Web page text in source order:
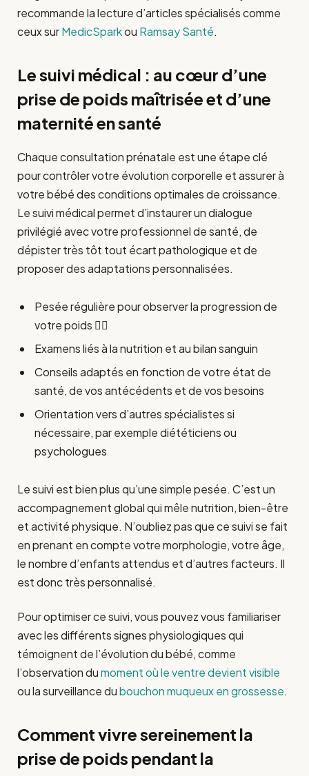
recommande la lecture d’articles spécialisés comme
ceux surMedicSparkou Ramsay Santé.
Le suivi médical : au cœur d’une
prise de poids maîtrisée et d’une
maternité en santé
Chaque consultation prénatale est une étape clé
pour contrôler votre évolution corporelle et assurer à
votre bébé des conditions optimales de croissance.
Le suivi médical permet d’instaurer un dialogue
privilégié avec votre professionnel de santé, de
dépister très tôt tout écart pathologique et de
proposer des adaptations personnalisées.
Pesée régulière pour observer la progression de
votre poids 👩‍⚕️
Examens liés à la nutrition et au bilan sanguin
Conseils adaptés en fonction de votre état de
santé, de vos antécédents et de vos besoins
Orientation vers d’autres spécialistes si
nécessaire, par exemple diététiciens ou
psychologues
Le suivi est bien plus qu’une simple pesée. C’est un
accompagnement global qui mêle nutrition, bien-être
et activité physique. N’oubliez pas que ce suivi se fait
en prenant en compte votre morphologie, votre âge,
le nombre d’enfants attendus et d’autres facteurs. Il
est donc très personnalisé.
Pour optimiser ce suivi, vous pouvez vous familiariser
avec les différents signes physiologiques qui
témoignent de l’évolution du bébé, comme
l’observation dumoment où le ventre devient visible
ou la surveillance dubouchon muqueux en grossesse.
Comment vivre sereinement la
prise de poids pendant la